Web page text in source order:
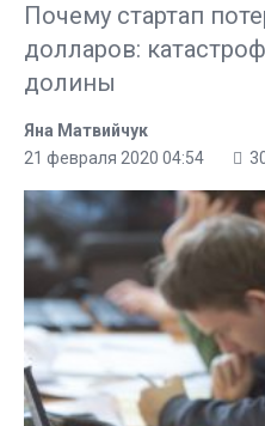
Почему стартап
долларов:
долины
Яна Матвийчук
21 февраля 2020 04:54